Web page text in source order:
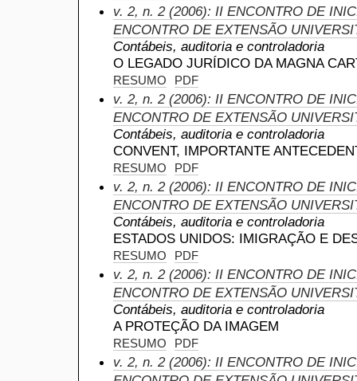
v. 2, n. 2 (2006): II ENCONTRO DE
ENCONTRO DE EXTENSÃO
Contábeis, auditoria e controladoria
O LEGADO JURÍDICO DA MAGNA
RESUMO PDF
v. 2, n. 2 (2006): II ENCONTRO DE
ENCONTRO DE EXTENSÃO
Contábeis, auditoria e controladoria
CONVENT, IMPORTANTE
RESUMO PDF
v. 2, n. 2 (2006): II ENCONTRO DE
ENCONTRO DE EXTENSÃO
Contábeis, auditoria e controladoria
ESTADOS UNIDOS: IMIGRAÇÃO E
RESUMO PDF
v. 2, n. 2 (2006): II ENCONTRO DE
ENCONTRO DE EXTENSÃO
Contábeis, auditoria e controladoria
A PROTEÇÃO DA IMAGEM
RESUMO PDF
v. 2, n. 2 (2006): II ENCONTRO DE